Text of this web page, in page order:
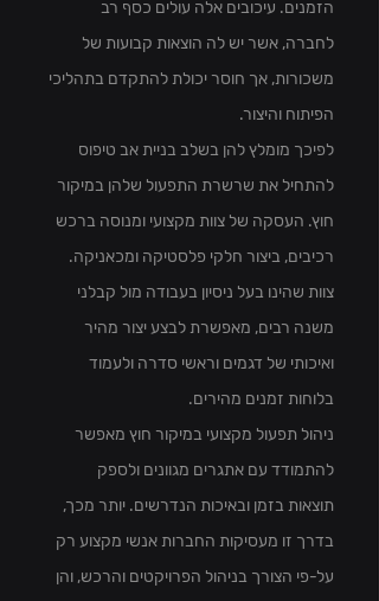
הזמנים. עיכובים אלה עולים כסף רב
לחברה, אשר יש לה הוצאות קבועות של
משכורות, אך חוסר יכולת להתקדם בתהליכי
הפיתוח והיצור.
לפיכך מומלץ להן בשלב בניית אב טיפוס
להתחיל את שרשרת התפעול שלהן במיקור
חוץ. העסקה של צוות מקצועי ומנוסה ברכש
רכיבים, ביצור חלקי פלסטיקה ומכאניקה.
צוות שהינו בעל ניסיון בעבודה מול קבלני
משנה רבים, מאפשרת לבצע יצור מהיר
ואיכותי של דגמים וראשי סדרה ולעמוד
בלוחות זמנים מהירים.
ניהול תפעול מקצועי במיקור חוץ מאפשר
להתמודד עם אתגרים מגוונים ולספק
תוצאות בזמן ובאיכות הנדרשים. יותר מכך,
בדרך זו מעסיקות החברות אנשי מקצוע רק
על-פי הצורך בניהול הפרויקטים והרכש, והן